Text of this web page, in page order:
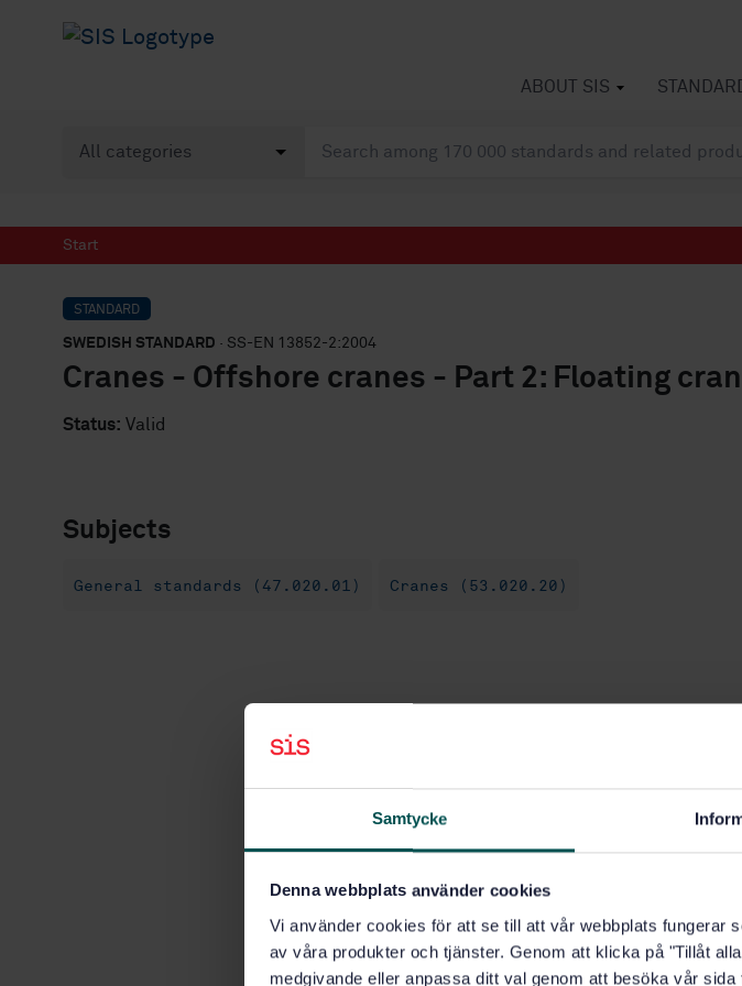
Samtycke
Denna webbplats använder cookies
Vi använder cookies för att se till att vår webbplats fungerar
av våra produkter och tjänster. Genom att klicka på "Tillåt
medgivande eller anpassa ditt val genom att besöka vår sida
ABOUT SIS
Start
STANDARD
SWEDISH STANDARD · SS-EN 13852-2:2004
Cranes - Offshore cranes - Part 2: Floating
Status: Valid
Subjects
General standards (47.020.01) Cranes (53.020.20)